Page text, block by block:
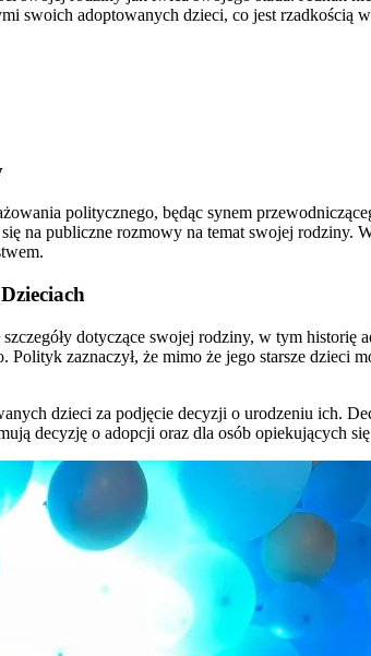
swoich adoptowanych dzieci, co jest rzadkością
politycznego, będąc synem
na publiczne rozmowy na temat swojej
dotyczące swojej rodziny, w tym
zaznaczył, że mimo że jego starsze dzieci
dzieci za podjęcie decyzji o urodzeniu ich.
decyzję o adopcji oraz dla osób opiekujących